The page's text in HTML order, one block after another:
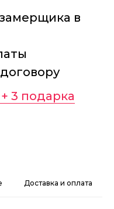
в
3 подарка
Доставка и оплата